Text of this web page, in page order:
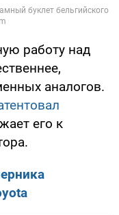
работу над
аналогов.
его к